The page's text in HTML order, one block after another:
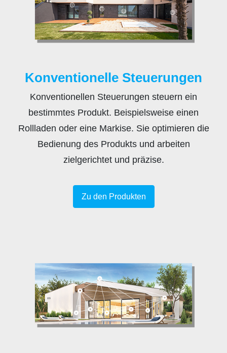
Konventionelle Steuerungen
Konventionellen Steuerungen steuern ein
bestimmtes Produkt. Beispielsweise einen
Rollladen oder eine Markise. Sie optimieren die
Bedienung des Produkts und arbeiten
zielgerichtet und präzise.
Zu den Produkten